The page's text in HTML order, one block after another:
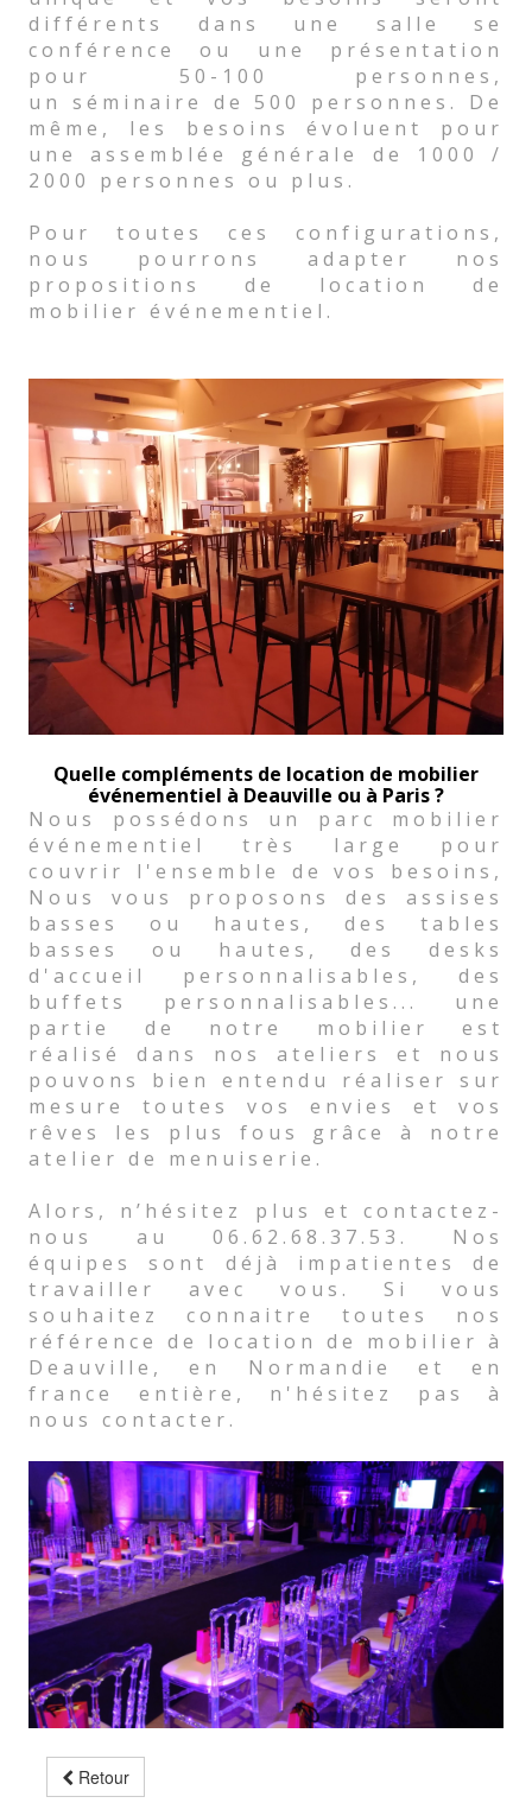
différents dans une salle se
conférence ou une présentation
pour 50-100 personnes,
un séminaire de 500 personnes. De
même, les besoins évoluent pour
une assemblée générale de 1000 /
2000 personnes ou plus.
Pour toutes ces configurations,
nous pourrons adapter nos
propositions de location de
mobilier événementiel.
Quelle compléments de location de mobilier
événementiel à Deauville ou à Paris ?
Nous possédons un parc mobilier
événementiel très large pour
couvrir l'ensemble de vos besoins,
Nous vous proposons des assises
basses ou hautes, des tables
basses ou hautes, des desks
d'accueil personnalisables, des
buffets personnalisables... une
partie de notre mobilier est
réalisé dans nos ateliers et nous
pouvons bien entendu réaliser sur
mesure toutes vos envies et vos
rêves les plus fous grâce à notre
atelier de menuiserie.
Alors, n’hésitez plus et contactez-
nous au 06.62.68.37.53. Nos
équipes sont déjà impatientes de
travailler avec vous. Si vous
souhaitez connaitre toutes nos
référence de location de mobilier à
Deauville, en Normandie et en
france entière, n'hésitez pas à
nous contacter.
Retour